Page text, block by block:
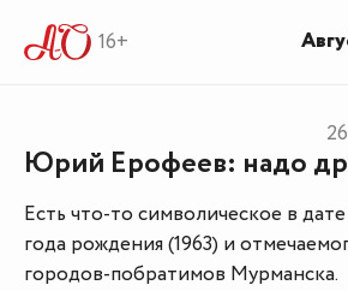
16+
Юрий Ерофеев: надо
Есть что-то символическое в
года рождения (1963) и
городов-побратимов Мурманска.